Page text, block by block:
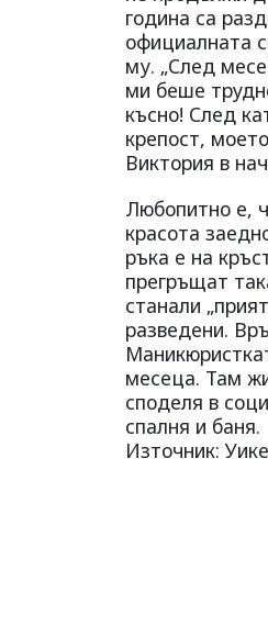
година са
официалната
му. „След
ми беше
късно! След
крепост,
Виктория в
Любопитно е,
красота
ръка е на
прегръщат
станали
разведени.
месеца. Там
споделя в
спалня и баня.
Източник: